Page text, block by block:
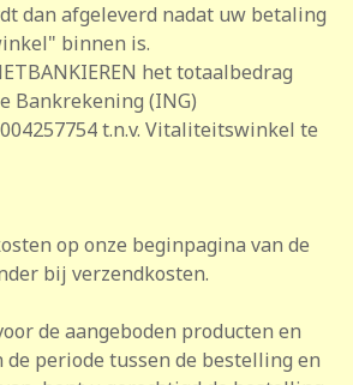
dan afgeleverd nadat uw betaling
binnen is.
het totaalbedrag
Bankrekening (ING)
t.n.v. Vitaliteitswinkel te
op onze beginpagina van de
bij verzendkosten.
de aangeboden producten en
periode tussen de bestelling en